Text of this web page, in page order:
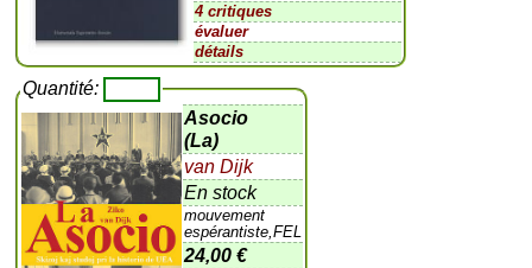
4 critiques
évaluer
détails
Quantité:
Asocio
(La)
van Dijk
En stock
mouvement
espérantiste,FEL
24,00 €